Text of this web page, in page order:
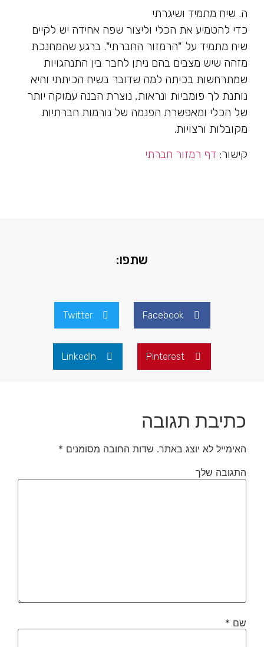
ה. שיח מתמיד ושיגרתי
כדי להטמיע את הכלי וליצור שפה אחידה יש לקיים
שיח מתמיד על "הרמזור החברתי". ברגע שהמחנכת
מזהה שיש מצבים בהם ניתן לחבר בין התנהגויות
שמתרחשות בכיתה למה שדובר בשיח הכיתתי והיא
נותנת לך פומביות ונראות, נוצרת הבנה עמוקה יותר
של הכלי ומאפשרת הפנמה של נורמות חברתיות
מקובלות ורצויות.
קישור: דף רמזור חברתי
שתפו:
Facebook
Twitter
Pinterest
LinkedIn
כתיבת תגובה
האימייל לא יוצג באתר. שדות החובה מסומנים *
התגובה שלך
שם *